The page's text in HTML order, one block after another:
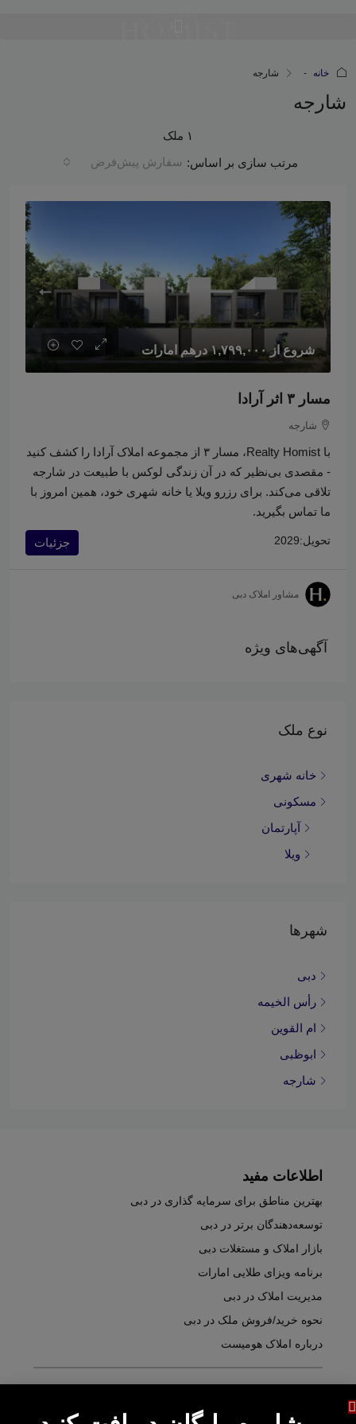
خانه شارجه
شارجه
۱ ملک
مرتب سازی بر اساس: سفارش پیش‌فرض
شروع از۱,۷۹۹,۰۰۰ درهم امارات
مسار ۳ اثر آرادا
شارجه
با Realty Homist، مسار ۳ از مجموعه املاک آرادا را کشف کنید
- مقصدی بی‌نظیر که در آن زندگی لوکس با طبیعت در شارجه
تلاقی می‌کند. برای رزرو ویلا یا خانه شهری خود، همین امروز با
ما تماس بگیرید.
تحویل:2029 جزئیات
مشاور املاک دبی
آگهی‌های ویژه
نوع ملک
خانه شهری
مسکونی
آپارتمان
ویلا
شهرها
دبی
رأس الخیمه
ام القوین
ابوظبی
شارجه
اطلاعات مفید
بهترین مناطق برای سرمایه گذاری در دبی
توسعه‌دهندگان برتر در دبی
بازار املاک و مستغلات دبی
برنامه ویزای طلایی امارات
مدیریت املاک در دبی
نحوه خرید/فروش ملک در دبی
درباره املاک هومیست